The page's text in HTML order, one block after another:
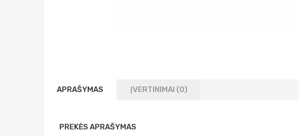
APRAŠYMAS ĮVERTINIMAI (0)
PREKĖS APRAŠYMAS